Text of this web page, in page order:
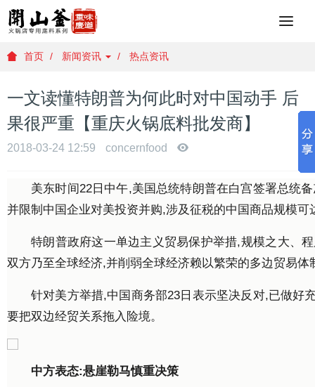
重
底
料
批
庆
火
锅
料
厂
家
，
重
首页 新闻资讯 热点资讯
一文读懂特朗普为何此时对中国动手 后
果很严重【重庆火锅底料批发商】
2018-03-24 12:59 concernfood
美东时间22日中午,美国总统特朗普在白宫签署总统
并限制中国企业对美投资并购,涉及征税的中国商品规模可
特朗普政府这一单边主义贸易保护举措,规模之大、
双方乃至全球经济,并削弱全球经济赖以繁荣的多边贸易体
针对美方举措,中国商务部23日表示坚决反对,已做好
要把双边经贸关系拖入险境。
中方表态:悬崖勒马慎重决策